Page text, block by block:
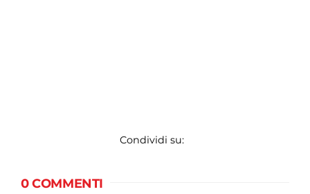
Condividi su:
0 COMMENTI